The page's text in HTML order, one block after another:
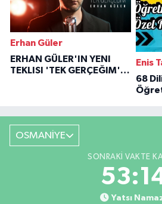
Erhan Güler
ERHAN GÜLER'IN YENI
TEKLISI 'TEK GERÇEĞIM'LE
Enis
68
OSMANİYE
SONRAKI VAKTE
Yatsı